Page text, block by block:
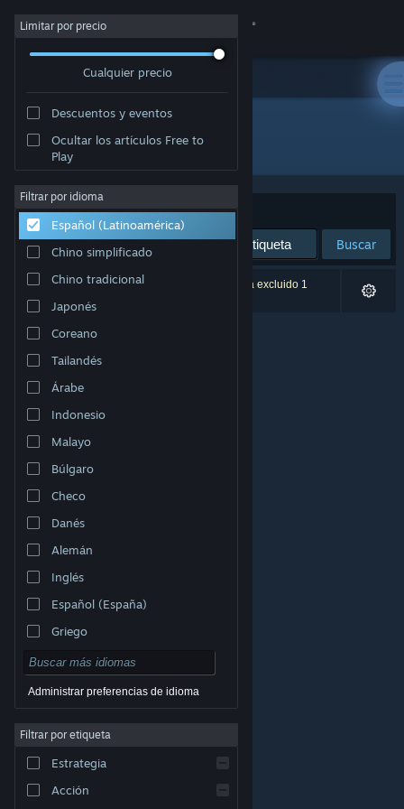
Iniciar sesión
Acerca de
Soporte
Cambiar idioma
Obtener la aplicación de Steam Mobile
Ver versión clásica
© Valve Corporation. Todos los derechos reservados.
Todas las marcas registradas pertenecen a sus
de Privacidad|Información legal
Acuerdo de Suscriptor a Steam
Cookies
Limitar por precio
Cualquier precio
Descuentos y eventos
Ocultar los artículos Free to
Play
Filtrar por idioma
Español (Latinoamérica)
Chino simplificado
Chino tradicional
Japonés
Coreano
Tailandés
Árabe
Indonesio
Malayo
Búlgaro
Checo
Danés
Alemán
Inglés
Español (España)
Griego
Administrar preferencias de idioma
Filtrar por etiqueta
Estrategia
Acción
Desarrollador: Ancient Games DS
Ordenar por Relevancia
Buscar
0 resultado(s) coinciden con la búsqueda. Se ha excluido 1
título según tus preferencias.